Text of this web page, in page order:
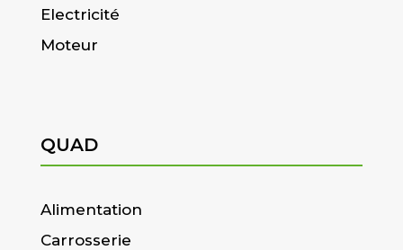
Electricité
Moteur
QUAD
Alimentation
Carrosserie